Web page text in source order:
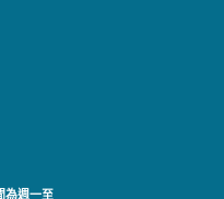
為週一至